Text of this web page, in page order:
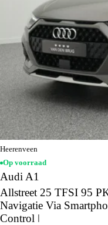
Heerenveen
Op voorraad
Audi A1
Allstreet 25 TFSI 95
Navigatie Via
Control |